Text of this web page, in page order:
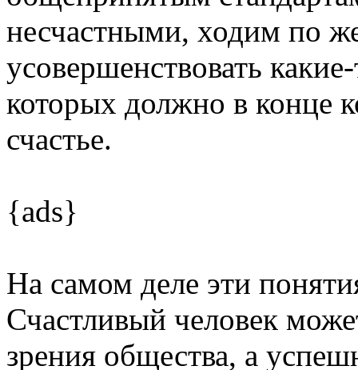
несчастными, ходим по
усовершенствовать
которых должно в конце
счастье.
{ads}
На самом деле эти
Счастливый человек
зрения общества, а